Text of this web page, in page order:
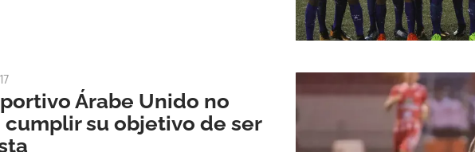
Árabe Unido no
cumplir su objetivo de ser